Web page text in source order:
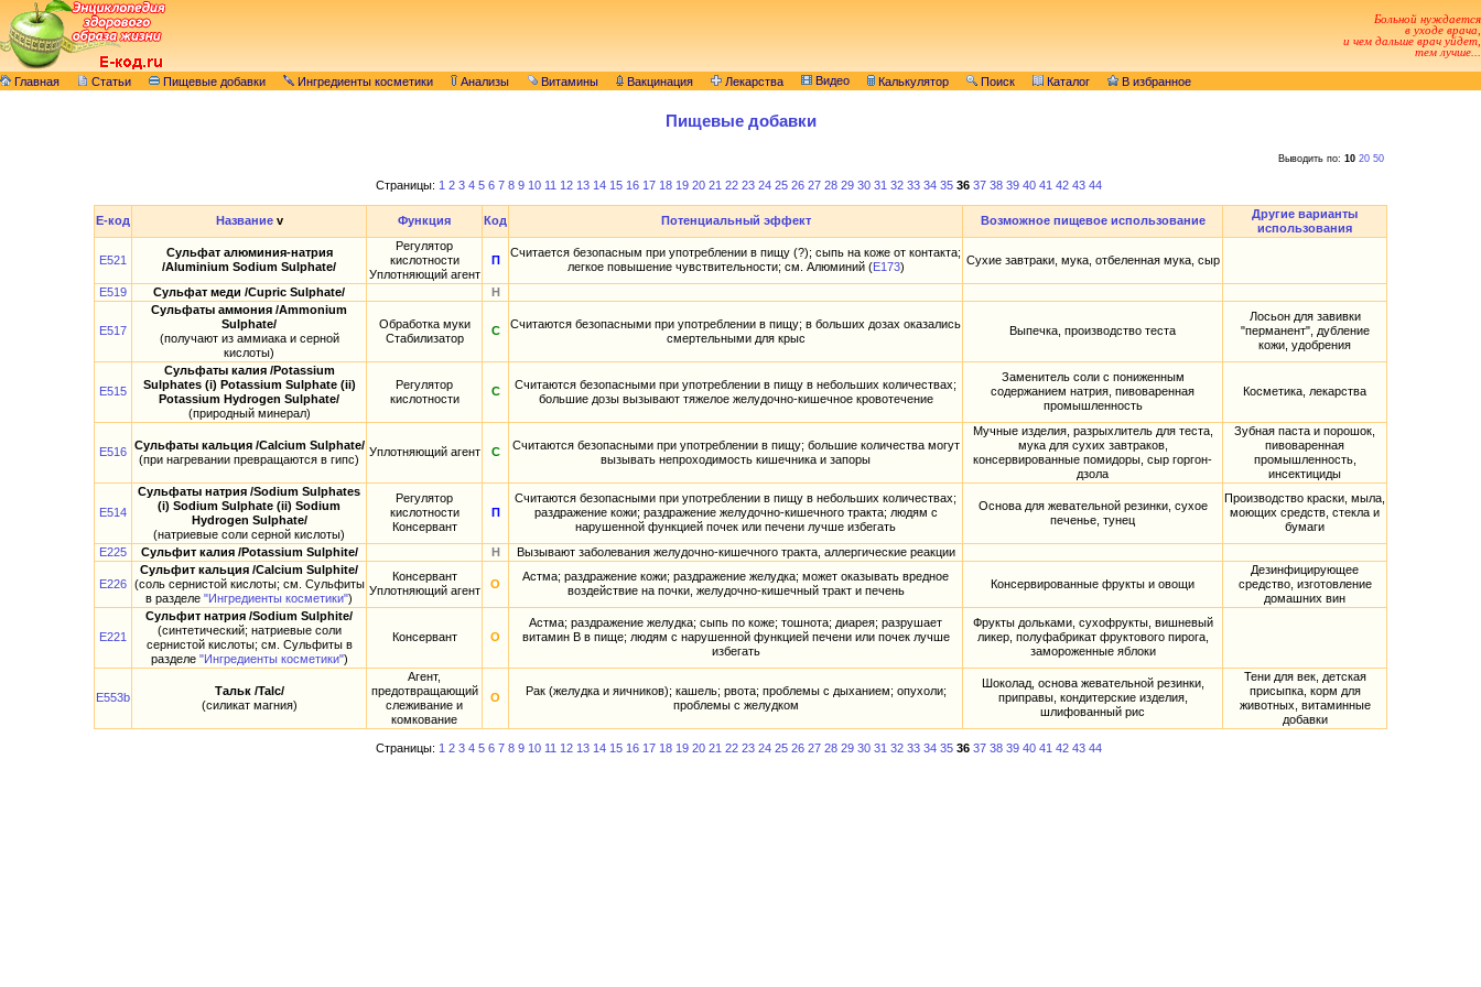
Больной нуждается
в уходе врача,
и чем дальше врач уйдет,
тем лучше...
Главная Статьи Пищевые добавки Ингредиенты косметики Анализы Витамины Вакцинация Лекарства Видео Калькулятор Поиск Каталог В избранное
Пищевые добавки
Выводить по: 10 20 50
Страницы: 1 2 3 4 5 6 7 8 9 10 11 12 13 14 15 16 17 18 19 20 21 22 23 24 25 26 27 28 29 30 31 32 33 34 35 36 37 38 39 40 41 42 43 44
E-код Названиеv Функция Код Потенциальный эффект Возможное пищевое использование
Другие варианты
использования
E521
Сульфат алюминия-натрия
/Aluminium Sodium Sulphate/
Регулятор
кислотности
Уплотняющий агент
П
Считается безопасным при употреблении в пищу (?); сыпь на коже от контакта;
легкое повышение чувствительности; см. Алюминий (E173) Сухие завтраки, мука, отбеленная мука, сыр
E519 Сульфат меди /Cupric Sulphate/ Н
E517
Сульфаты аммония /Ammonium
Sulphate/
(получают из аммиака и серной
кислоты)
Обработка муки
Стабилизатор
С
Считаются безопасными при употреблении в пищу; в больших дозах оказались
смертельными для крыс
Выпечка, производство теста
Лосьон для завивки
"перманент", дубление
кожи, удобрения
E515
Сульфаты калия /Potassium
Sulphates (i) Potassium Sulphate (ii)
Potassium Hydrogen Sulphate/
(природный минерал)
Регулятор
кислотности
С
Считаются безопасными при употреблении в пищу в небольших количествах;
большие дозы вызывают тяжелое желудочно-кишечное кровотечение
Заменитель соли с пониженным
содержанием натрия, пивоваренная
промышленность
Косметика, лекарства
E516 Сульфаты кальция /Calcium Sulphate/
(при нагревании превращаются в гипс)
Уплотняющий агент С
Считаются безопасными при употреблении в пищу; большие количества могут
вызывать непроходимость кишечника и запоры
Мучные изделия, разрыхлитель для теста,
мука для сухих завтраков,
консервированные помидоры, сыр горгон-
дзола
Зубная паста и порошок,
пивоваренная
промышленность,
инсектициды
E514
Сульфаты натрия /Sodium Sulphates
(i) Sodium Sulphate (ii) Sodium
Hydrogen Sulphate/
(натриевые соли серной кислоты)
Регулятор
кислотности
Консервант
П
Считаются безопасными при употреблении в пищу в небольших количествах;
раздражение кожи; раздражение желудочно-кишечного тракта; людям с
нарушенной функцией почек или печени лучше избегать
Основа для жевательной резинки, сухое
печенье, тунец
Производство краски, мыла,
моющих средств, стекла и
бумаги
E225
Сульфит калия /Potassium Sulphite/ Н Вызывают заболевания желудочно-кишечного тракта, аллергические реакции
E226
Сульфит кальция /Calcium Sulphite/
(соль сернистой кислоты; см. Сульфиты
в разделе "Ингредиенты косметики")
Консервант
Уплотняющий агент
О
Астма; раздражение кожи; раздражение желудка; может оказывать вредное
воздействие на почки, желудочно-кишечный тракт и печень
Консервированные фрукты и овощи
Дезинфицирующее
средство, изготовление
домашних вин
E221
Сульфит натрия /Sodium Sulphite/
(синтетический; натриевые соли
сернистой кислоты; см. Сульфиты в
разделе "Ингредиенты косметики")
Консервант О
Астма; раздражение желудка; сыпь по коже; тошнота; диарея; разрушает
витамин B в пище; людям с нарушенной функцией печени или почек лучше
избегать
Фрукты дольками, сухофрукты, вишневый
ликер, полуфабрикат фруктового пирога,
замороженные яблоки
E553b
Тальк /Talc/
(силикат магния)
Агент,
предотвращающий
слеживание и
комкование
О
Рак (желудка и яичников); кашель; рвота; проблемы с дыханием; опухоли;
проблемы с желудком
Шоколад, основа жевательной резинки,
приправы, кондитерские изделия,
шлифованный рис
Тени для век, детская
присыпка, корм для
животных, витаминные
добавки
Страницы: 1 2 3 4 5 6 7 8 9 10 11 12 13 14 15 16 17 18 19 20 21 22 23 24 25 26 27 28 29 30 31 32 33 34 35 36 37 38 39 40 41 42 43 44